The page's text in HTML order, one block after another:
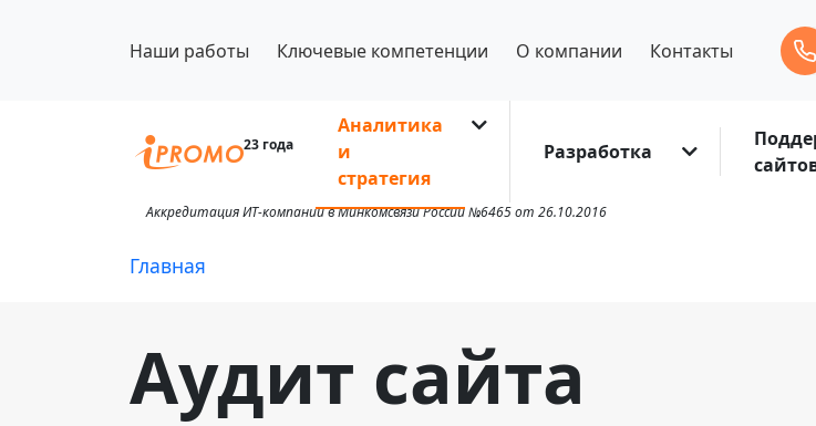
Наши работы Ключевые компетенции О компании Контакты
23 года
Аналитика
и
стратегия
Разработка
Аккредитация ИТ-компании в Минкомсвязи России №6465 от 26.10.2016
Главная
Аудит сайта